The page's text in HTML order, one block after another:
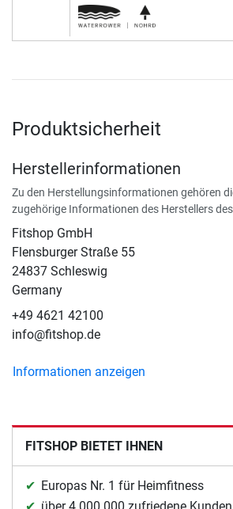
Produktsicherheit
Herstellerinformationen
Zu den Herstellungsinformationen gehören
zugehörige Informationen des Herstellers
Fitshop GmbH
Flensburger Straße 55
24837 Schleswig
Germany
+49 4621 42100
info@fitshop.de
Informationen anzeigen
FITSHOP BIETET IHNEN
Europas Nr. 1 für Heimfitness